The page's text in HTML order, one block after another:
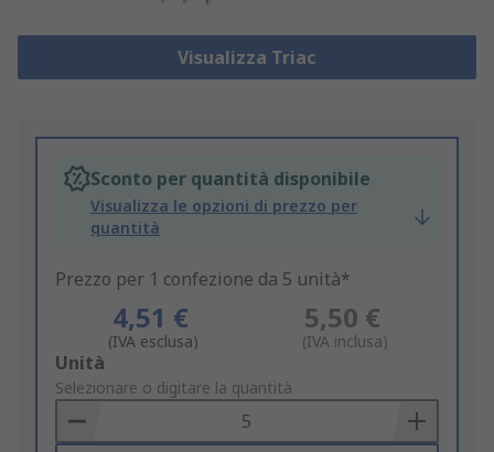
Visualizza Triac
Sconto per quantità disponibile
Visualizza le opzioni di prezzo per
quantità
Prezzo per 1 confezione da 5 unità*
4,51 €
(IVA esclusa)
5,50 €
(IVA inclusa)
Add
to
Basket
Unità
Selezionare o digitare la quantità